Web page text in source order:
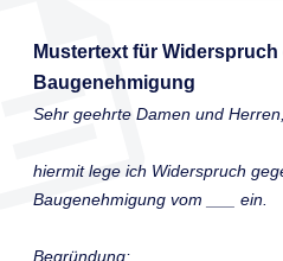
Mustertext für Widerspruch
Baugenehmigung
Sehr geehrte Damen und Herren,
hiermit lege ich Widerspruch
Baugenehmigung vom ___ ein.
Begründung: